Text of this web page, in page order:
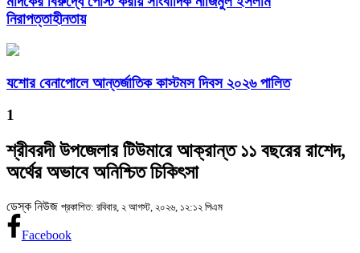
নিরাপত্তাহীনতায়
যশোর বেনাপোলে আন্তর্জাতিক কাস্টমস দিবস ২০২৬ পালিত
1
শ্রীবরদী উপজেলার টিউমারে আক্রান্ত ১১ বছরের রাশেদ,
অর্থের অভাবে অনিশ্চিত চিকিৎসা
ডেস্ক নিউজ প্রকাশিত: রবিবার, ২ আগস্ট, ২০২৬, ১২:১২ পিএম
Facebook